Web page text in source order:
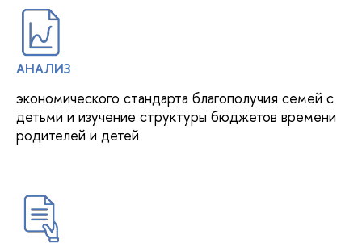
АНАЛИЗ
экономического стандарта благополучия семей с
детьми и изучение структуры бюджетов времени
родителей и детей